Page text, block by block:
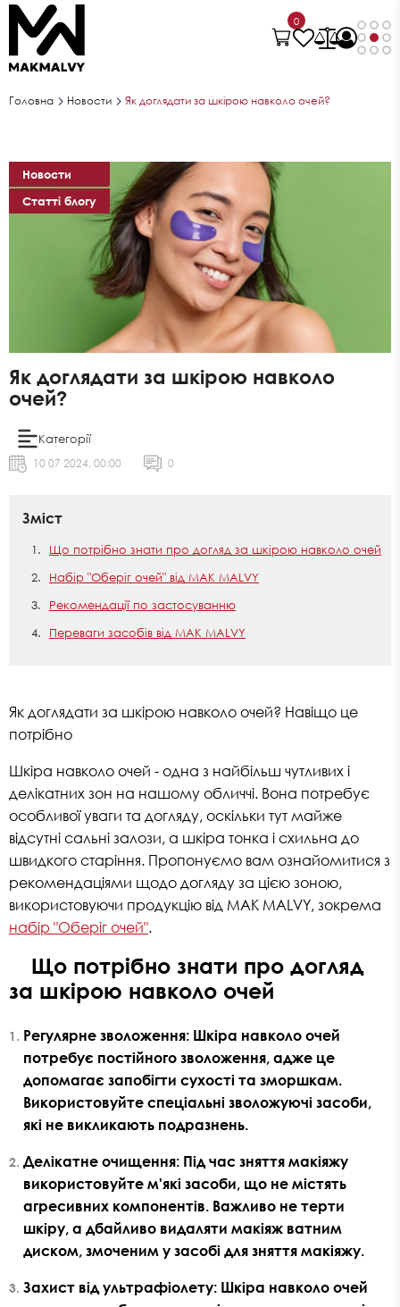
0
Головна Новости Як доглядати за шкірою навколо очей?
Новости
Статті блогу
Як доглядати за шкірою навколо
очей?
Категорії
10 07 2024, 00:00 0
Зміст
Що потрібно знати про догляд за шкірою навколо очей
Набір "Оберіг очей" від MAK MALVY
Рекомендації по застосуванню
Переваги засобів від MAK MALVY
Як доглядати за шкірою навколо очей? Навіщо це
потрібно
Шкіра навколо очей - одна з найбільш чутливих і
делікатних зон на нашому обличчі. Вона потребує
особливої уваги та догляду, оскільки тут майже
відсутні сальні залози, а шкіра тонка і схильна до
швидкого старіння. Пропонуємо вам ознайомитися з
рекомендаціями щодо догляду за цією зоною,
використовуючи продукцію від MAK MALVY, зокрема
набір "Оберіг очей".
Що потрібно знати про догляд
за шкірою навколо очей
Регулярне зволоження: Шкіра навколо очей
потребує постійного зволоження, адже це
допомагає запобігти сухості та зморшкам.
Використовуйте спеціальні зволожуючі засоби,
які не викликають подразнень.
Делікатне очищення: Під час зняття макіяжу
використовуйте м'які засоби, що не містять
агресивних компонентів. Важливо не терти
шкіру, а дбайливо видаляти макіяж ватним
диском, змоченим у засобі для зняття макіяжу.
Захист від ультрафіолету: Шкіра навколо очей